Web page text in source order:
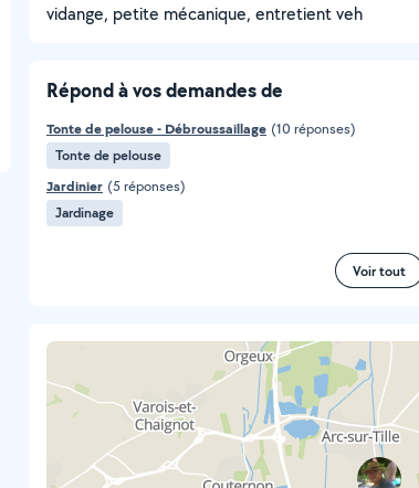
vidange, petite mécanique, entretient veh
Répond à vos demandes de
Tonte de pelouse - Débroussaillage (10 réponses)
Tonte de pelouse
Jardinier (5 réponses)
Jardinage
Voir tout